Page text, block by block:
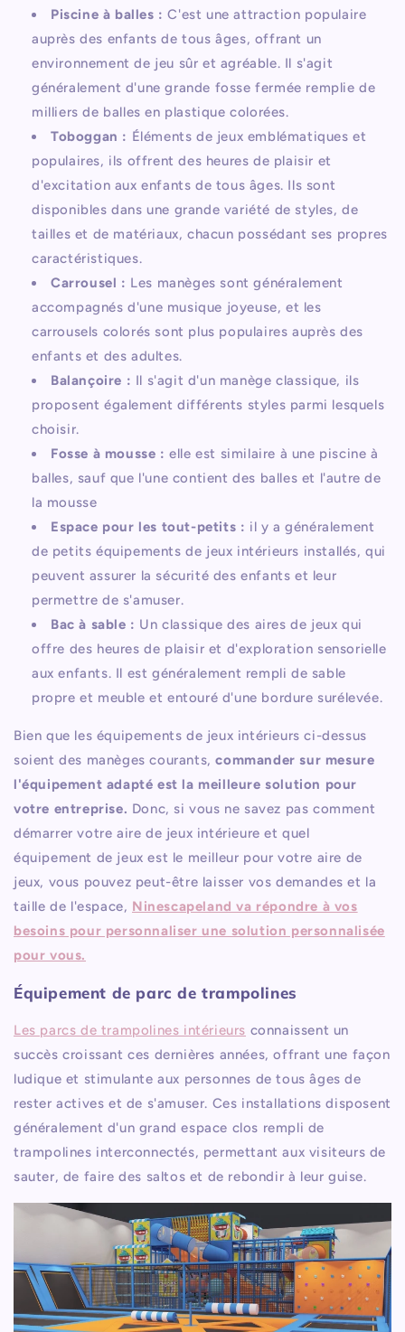
Piscine à balles : C'est une attraction populaire
auprès des enfants de tous âges, offrant un
environnement de jeu sûr et agréable. Il s'agit
généralement d'une grande fosse fermée remplie de
milliers de balles en plastique colorées.
Toboggan : Éléments de jeux emblématiques et
populaires, ils offrent des heures de plaisir et
d'excitation aux enfants de tous âges. Ils sont
disponibles dans une grande variété de styles, de
tailles et de matériaux, chacun possédant ses propres
caractéristiques.
Carrousel : Les manèges sont généralement
accompagnés d'une musique joyeuse, et les
carrousels colorés sont plus populaires auprès des
enfants et des adultes.
Balançoire : Il s'agit d'un manège classique, ils
proposent également différents styles parmi lesquels
choisir.
Fosse à mousse : elle est similaire à une piscine à
balles, sauf que l'une contient des balles et l'autre de
la mousse
Espace pour les tout-petits : il y a généralement
de petits équipements de jeux intérieurs installés, qui
peuvent assurer la sécurité des enfants et leur
permettre de s'amuser.
Bac à sable : Un classique des aires de jeux qui
offre des heures de plaisir et d'exploration sensorielle
aux enfants. Il est généralement rempli de sable
propre et meuble et entouré d'une bordure surélevée.
Bien que les équipements de jeux intérieurs ci-dessus
soient des manèges courants,commander sur mesure
l'équipement adapté est la meilleure solution pour
votre entreprise. Donc, si vous ne savez pas comment
démarrer votre aire de jeux intérieure et quel
équipement de jeux est le meilleur pour votre aire de
jeux, vous pouvez peut-être laisser vos demandes et la
taille de l'espace, Ninescapeland va répondre à vos
besoins pour personnaliser une solution personnalisée
pour vous.
Équipement de parc de trampolines
Les parcs de trampolines intérieurs connaissent un
succès croissant ces dernières années, offrant une façon
ludique et stimulante aux personnes de tous âges de
rester actives et de s'amuser. Ces installations disposent
généralement d'un grand espace clos rempli de
trampolines interconnectés, permettant aux visiteurs de
sauter, de faire des saltos et de rebondir à leur guise.